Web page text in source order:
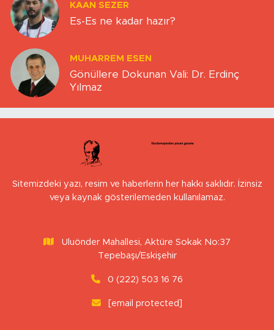
KAAN SEZER
Es-Es ne kadar hazır?
MUHARREM ESEN
Gönüllere Dokunan Vali: Dr. Erdinç
Yılmaz
Sitemizdeki yazı, resim ve haberlerin her hakkı saklıdır. İzinsiz
veya kaynak gösterilemeden kullanılamaz.
Uluönder Mahallesi, Aktüre Sokak No:37
Tepebaşı/Eskişehir
0 (222) 503 16 76
[email protected]